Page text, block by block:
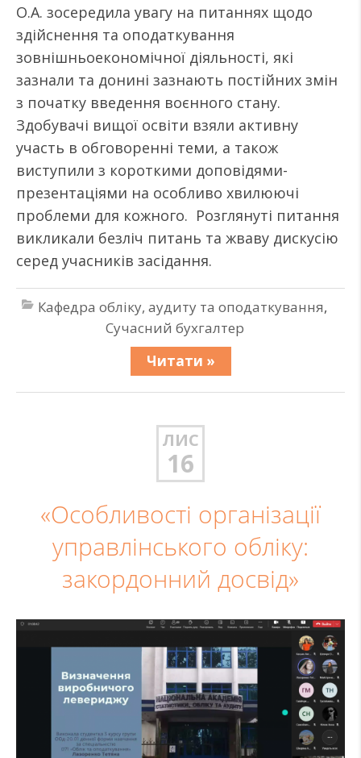
О.А. зосередила увагу на питаннях щодо
здійснення та оподаткування
зовнішньоекономічної діяльності, які
зазнали та донині зазнають постійних змін
з початку введення воєнного стану.
Здобувачі вищої освіти взяли активну
участь в обговоренні теми, а також
виступили з короткими доповідями-
презентаціями на особливо хвилюючі
проблеми для кожного. Розглянуті питання
викликали безліч питань та жваву дискусію
серед учасників засідання.
Кафедра обліку, аудиту та оподаткування,
Сучасний бухгалтер
Читати »
ЛИС
16
«Особливості організації
управлінського обліку:
закордонний досвід»